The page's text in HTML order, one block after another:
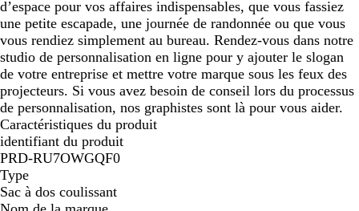
d’espace pour vos affaires indispensables, que vous fassiez
une petite escapade, une journée de randonnée ou que vous
vous rendiez simplement au bureau. Rendez-vous dans notre
studio de personnalisation en ligne pour y ajouter le slogan
de votre entreprise et mettre votre marque sous les feux des
projecteurs. Si vous avez besoin de conseil lors du processus
de personnalisation, nos graphistes sont là pour vous aider.
Caractéristiques du produit
identifiant du produit
PRD-RU7OWGQF0
Type
Sac à dos coulissant